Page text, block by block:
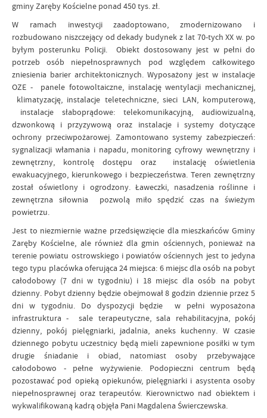
gminy Zaręby Kościelne ponad 450 tys. zł.
W ramach inwestycji zaadoptowano, zmodernizowano i
rozbudowano niszczejący od dekady budynek z lat 70-tych XX w. po
byłym posterunku Policji. Obiekt dostosowany jest w pełni do
potrzeb osób niepełnosprawnych pod względem całkowitego
zniesienia barier architektonicznych. Wyposażony jest w instalacje
OZE - panele fotowoltaiczne, instalację wentylacji mechanicznej,
klimatyzację, instalacje teletechniczne, sieci LAN, komputerową,
instalacje słaboprądowe: telekomunikacyjną, audiowizualną,
dzwonkową i przyzywową oraz instalacje i systemy dotyczące
ochrony przeciwpożarowej. Zamontowano systemy zabezpieczeń:
sygnalizacji włamania i napadu, monitoring cyfrowy wewnętrzny i
zewnętrzny, kontrolę dostępu oraz instalację oświetlenia
ewakuacyjnego, kierunkowego i bezpieczeństwa. Teren zewnętrzny
został oświetlony i ogrodzony. Ławeczki, nasadzenia roślinne i
zewnętrzna siłownia pozwolą miło spędzić czas na świeżym
powietrzu.
Jest to niezmiernie ważne przedsięwzięcie dla mieszkańców Gminy
Zaręby Kościelne, ale również dla gmin ościennych, ponieważ na
terenie powiatu ostrowskiego i powiatów ościennych jest to jedyna
tego typu placówka oferująca 24 miejsca: 6 miejsc dla osób na pobyt
całodobowy (7 dni w tygodniu) i 18 miejsc dla osób na pobyt
dzienny. Pobyt dzienny będzie obejmował 8 godzin dziennie przez 5
dni w tygodniu. Do dyspozycji będzie w pełni wyposażona
infrastruktura - sale terapeutyczne, sala rehabilitacyjna, pokój
dzienny, pokój pielęgniarki, jadalnia, aneks kuchenny. W czasie
dziennego pobytu uczestnicy będą mieli zapewnione posiłki w tym
drugie śniadanie i obiad, natomiast osoby przebywające
całodobowo - pełne wyżywienie. Podopieczni centrum będą
pozostawać pod opieką opiekunów, pielęgniarki i asystenta osoby
niepełnosprawnej oraz terapeutów. Kierownictwo nad obiektem i
wykwalifikowaną kadrą objęła Pani Magdalena Świerczewska.